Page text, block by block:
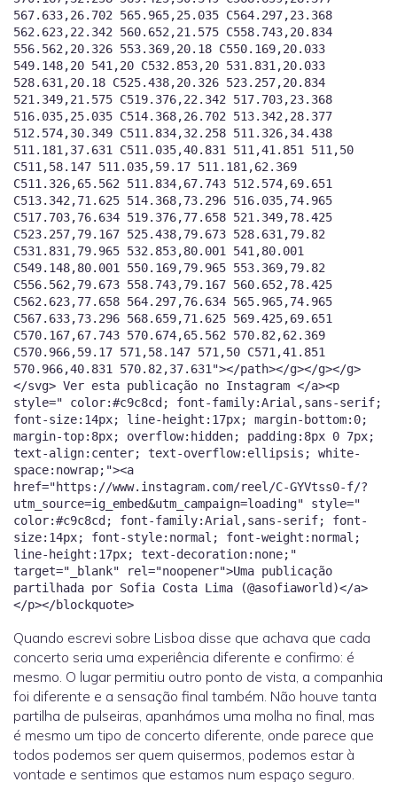
Quando escrevi sobre Lisboa disse que achava que cada
concerto seria uma experiência diferente e confirmo: é
mesmo. O lugar permitiu outro ponto de vista, a companhia
foi diferente e a sensação final também. Não houve tanta
partilha de pulseiras, apanhámos uma molha no final, mas
é mesmo um tipo de concerto diferente, onde parece que
todos podemos ser quem quisermos, podemos estar à
vontade e sentimos que estamos num espaço seguro.